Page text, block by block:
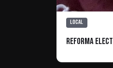
Local
Reforma